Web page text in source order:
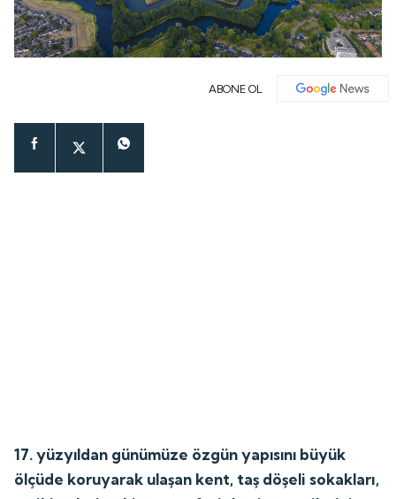
ABONE OL
17. yüzyıldan günümüze özgün yapısını büyük
ölçüde koruyarak ulaşan kent, taş döşeli sokakları,